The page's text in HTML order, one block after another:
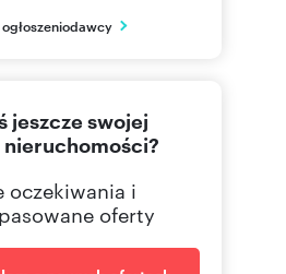
jeszcze swojej
oczekiwania i
oferty